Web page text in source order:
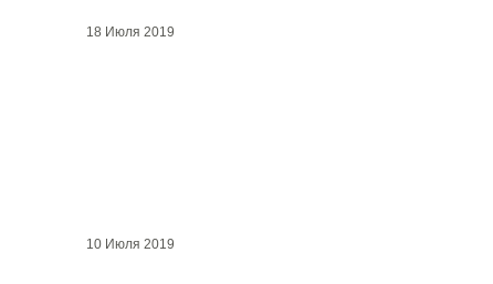
18 Июля 2019
10 Июля 2019